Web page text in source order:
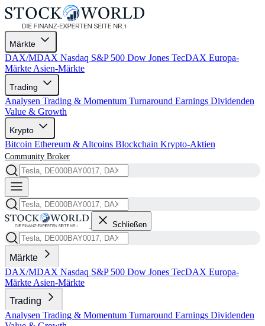
Märkte
DAX/MDAX Nasdaq S&P 500 Dow Jones TecDAX Europa-
Märkte Asien-Märkte
Trading
Analysen Trading & Momentum Turnaround Earnings Dividenden
Value & Growth
Krypto
Bitcoin Ethereum & Altcoins Blockchain Krypto-Aktien
Community Broker
Schließen
Märkte
DAX/MDAX Nasdaq S&P 500 Dow Jones TecDAX Europa-
Märkte Asien-Märkte
Trading
Analysen Trading & Momentum Turnaround Earnings Dividenden